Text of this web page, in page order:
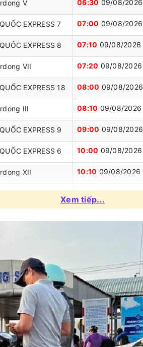
V 06:30 09/08/2026
EXPRESS 7 07:00 09/08/2026
EXPRESS 8 07:10 09/08/2026
VII 07:20 09/08/2026
EXPRESS 18 08:00 09/08/2026
III 08:10 09/08/2026
EXPRESS 9 09:00 09/08/2026
EXPRESS 6 10:00 09/08/2026
XII 10:10 09/08/2026
V 10:2009/08/2026
QUỐC EXPRESS 8
VII 09/08/2026
III 13:3009/08/2026
EXPRESS 9 14:0009/08/2026
Xem tiếp...